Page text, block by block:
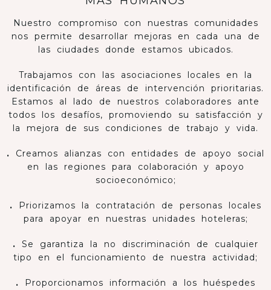
Nuestro compromiso con nuestras comunidades
nos permite desarrollar mejoras en cada una de
las ciudades donde estamos ubicados.
Trabajamos con las asociaciones locales en la
identificación de áreas de intervención prioritarias.
Estamos al lado de nuestros colaboradores ante
todos los desafíos, promoviendo su satisfacción y
la mejora de sus condiciones de trabajo y vida.
. Creamos alianzas con entidades de apoyo social
en las regiones para colaboración y apoyo
socioeconómico;
. Priorizamos la contratación de personas locales
para apoyar en nuestras unidades hoteleras;
. Se garantiza la no discriminación de cualquier
tipo en el funcionamiento de nuestra actividad;
. Proporcionamos información a los huéspedes